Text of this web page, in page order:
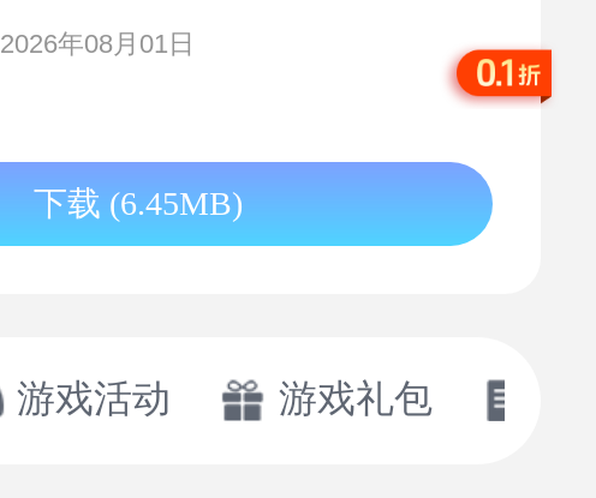
2026年08月01日
下载 (6.45MB)
游戏活动 游戏礼包